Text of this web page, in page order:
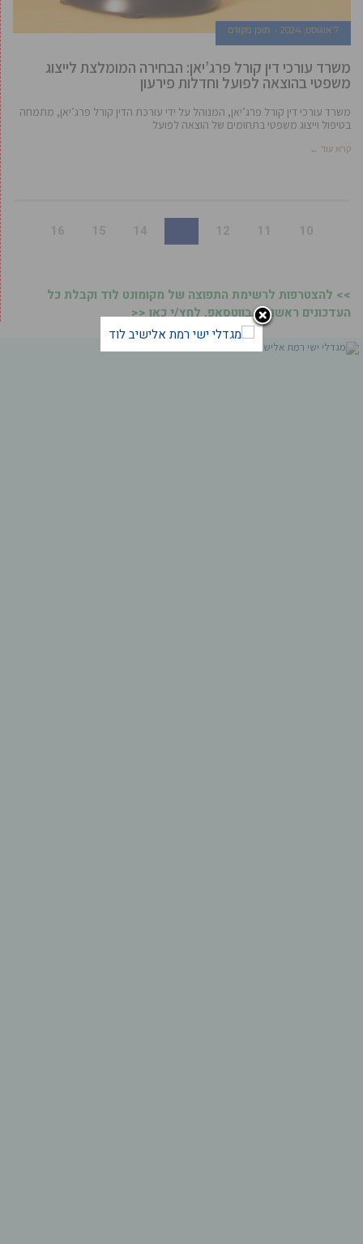
7 אוגוסט, 2024 תוכן מקודם
משרד עורכי דין קורל פרג’יאן: הבחירה המומלצת לייצוג
משפטי בהוצאה לפועל וחדלות פירעון
משרד עורכי דין קורל פרג’יאן, המנוהל על ידי עורכת הדין קורל פרג’יאן, מתמחה
בטיפול וייצוג משפטי בתחומים של הוצאה לפועל
קרא עוד ←
10
11
12
14
15
16
>> להצטרפות לרשימת התפוצה של מקומונט לוד וקבלת כל
העדכונים ראשונים בווטסאפ, לחץ/י כאן <<